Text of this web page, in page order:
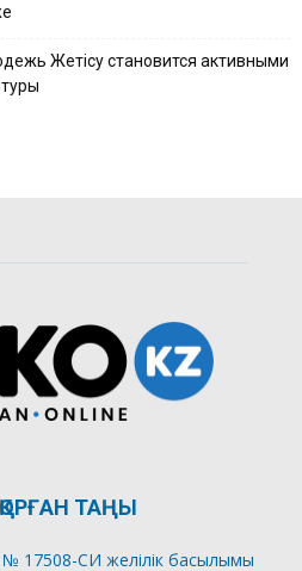
Жетісу становится активными
ТАҢЫ
17508-СИ желілік басылымы